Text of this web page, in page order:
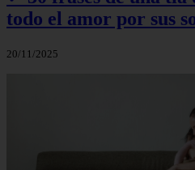
todo el amor por sus
20/11/2025